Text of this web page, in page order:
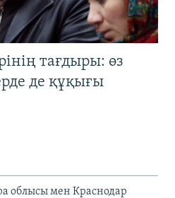
тағдыры: өз
де құқығы
облысы мен Краснодар